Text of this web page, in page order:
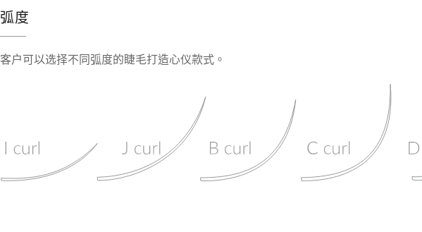
弧度
客户可以选择不同弧度的睫毛打造心仪款式。